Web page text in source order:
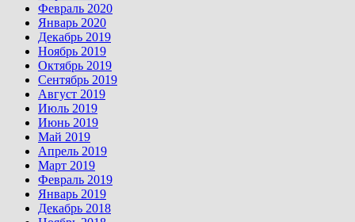
Февраль 2020
Январь 2020
Декабрь 2019
Ноябрь 2019
Октябрь 2019
Сентябрь 2019
Август 2019
Июль 2019
Июнь 2019
Май 2019
Апрель 2019
Март 2019
Февраль 2019
Январь 2019
Декабрь 2018